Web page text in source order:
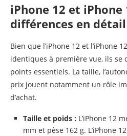
iPhone 12 et iPhone
différences en détail
Bien que l’iPhone 12 et l’iPhone
identiques à première vue, ils
points essentiels. La taille,
prix jouent notamment un rôle
d’achat.
Taille et poids : L’iPhone 12
mm et pèse 162 g. L’iPhone